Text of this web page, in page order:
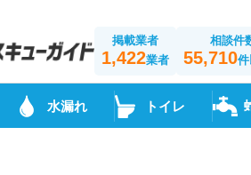
掲載業者
1,422業者
相談件
55,710
水漏れ トイレ